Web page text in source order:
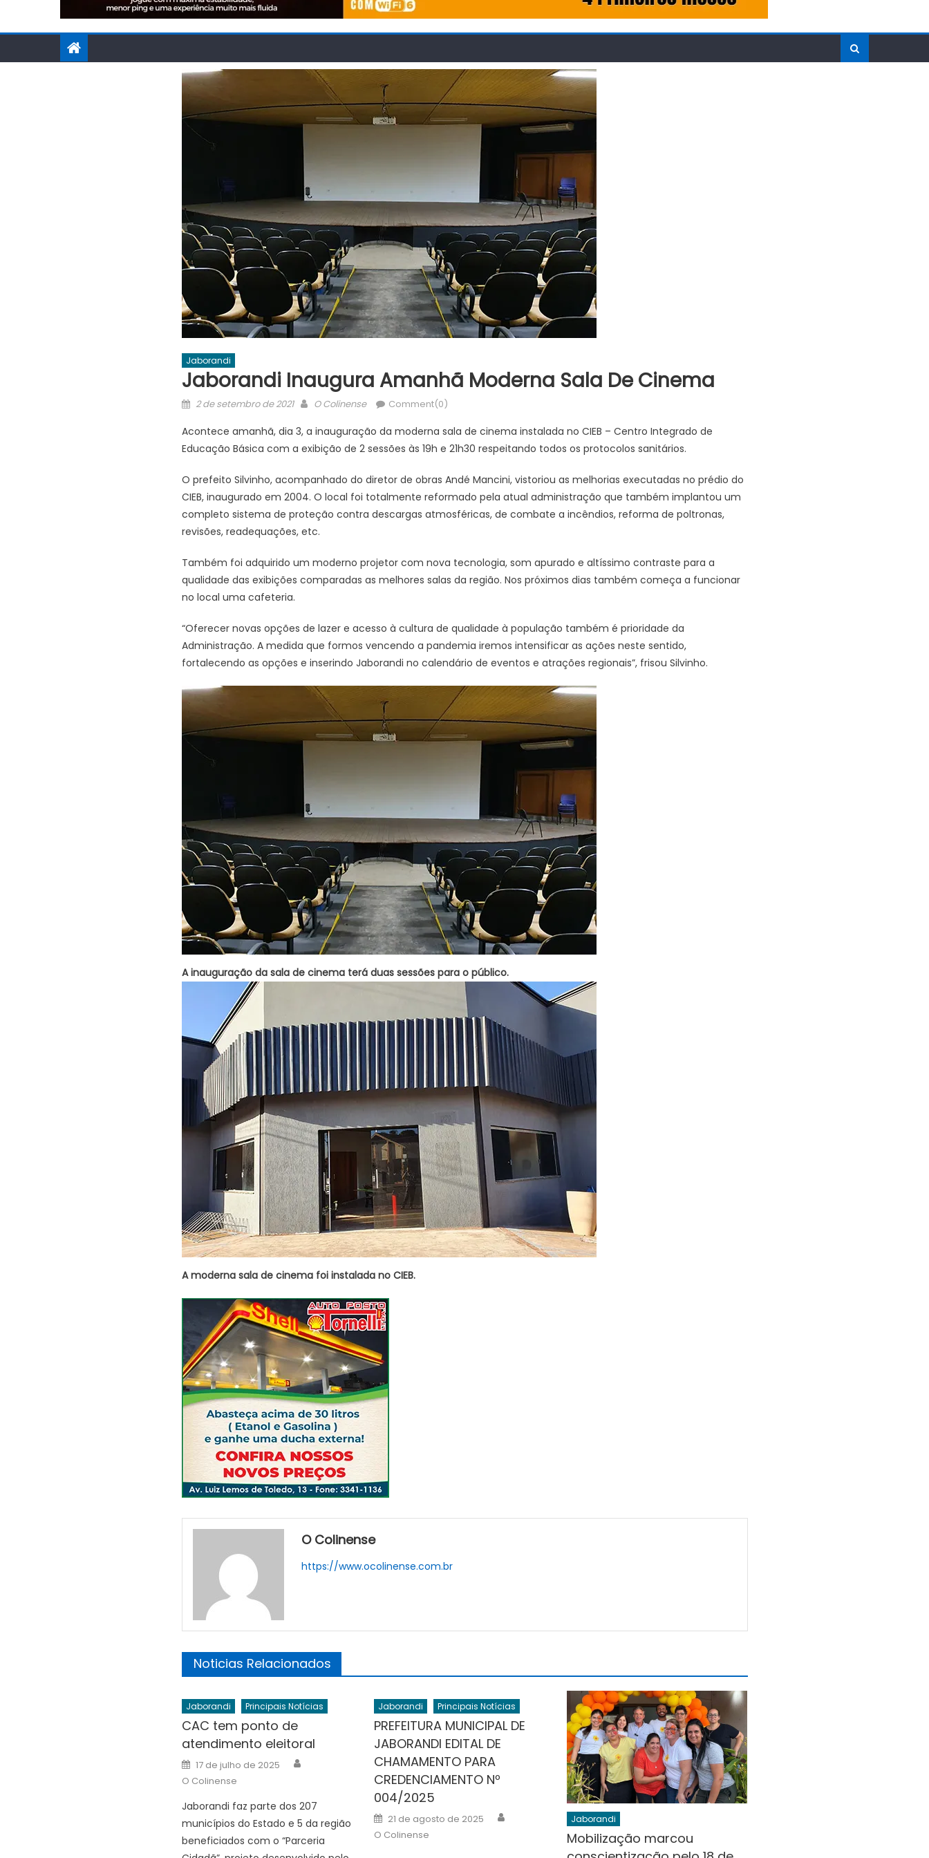
Jaborandi
Jaborandi Inaugura Amanhã Moderna Sala De Cinema
Posted
2 de setembro de 2021 Author
O Colinense Comment(0)
Acontece amanhã, dia 3, a inauguração da moderna sala de cinema instalada no CIEB – Centro Integrado de
Educação Básica com a exibição de 2 sessões às 19h e 21h30 respeitando todos os protocolos sanitários.
O prefeito Silvinho, acompanhado do diretor de obras Andé Mancini, vistoriou as melhorias executadas no prédio do
CIEB, inaugurado em 2004. O local foi totalmente reformado pela atual administração que também implantou um
completo sistema de proteção contra descargas atmosféricas, de combate a incêndios, reforma de poltronas,
revisões, readequações, etc.
Também foi adquirido um moderno projetor com nova tecnologia, som apurado e altíssimo contraste para a
qualidade das exibições comparadas as melhores salas da região. Nos próximos dias também começa a funcionar
no local uma cafeteria.
“Oferecer novas opções de lazer e acesso à cultura de qualidade à população também é prioridade da
Administração. A medida que formos vencendo a pandemia iremos intensificar as ações neste sentido,
fortalecendo as opções e inserindo Jaborandi no calendário de eventos e atrações regionais”, frisou Silvinho.
A inauguração da sala de cinema terá duas sessões para o público.
A moderna sala de cinema foi instalada no CIEB.
O Colinense
https://www.ocolinense.com.br
Noticias Relacionados
Jaborandi Principais Notícias
CAC tem ponto de
atendimento eleitoral
Posted
on
17 de julho de 2025
O Colinense
Jaborandi faz parte dos 207
municípios do Estado e 5 da região
beneficiados com o “Parceria
Jaborandi Principais Notícias
PREFEITURA MUNICIPAL DE
JABORANDI EDITAL DE
CHAMAMENTO PARA
CREDENCIAMENTO Nº
004/2025
Posted
on
21 de agosto de 2025
O Colinense
Jaborandi
Mobilização marcou